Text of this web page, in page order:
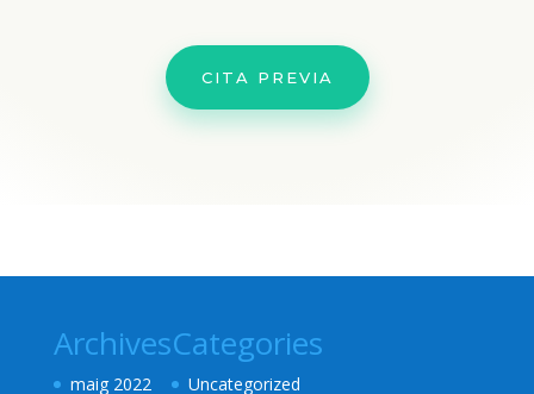
CITA PREVIA
Archives
maig 2022
Categories
Uncategorized